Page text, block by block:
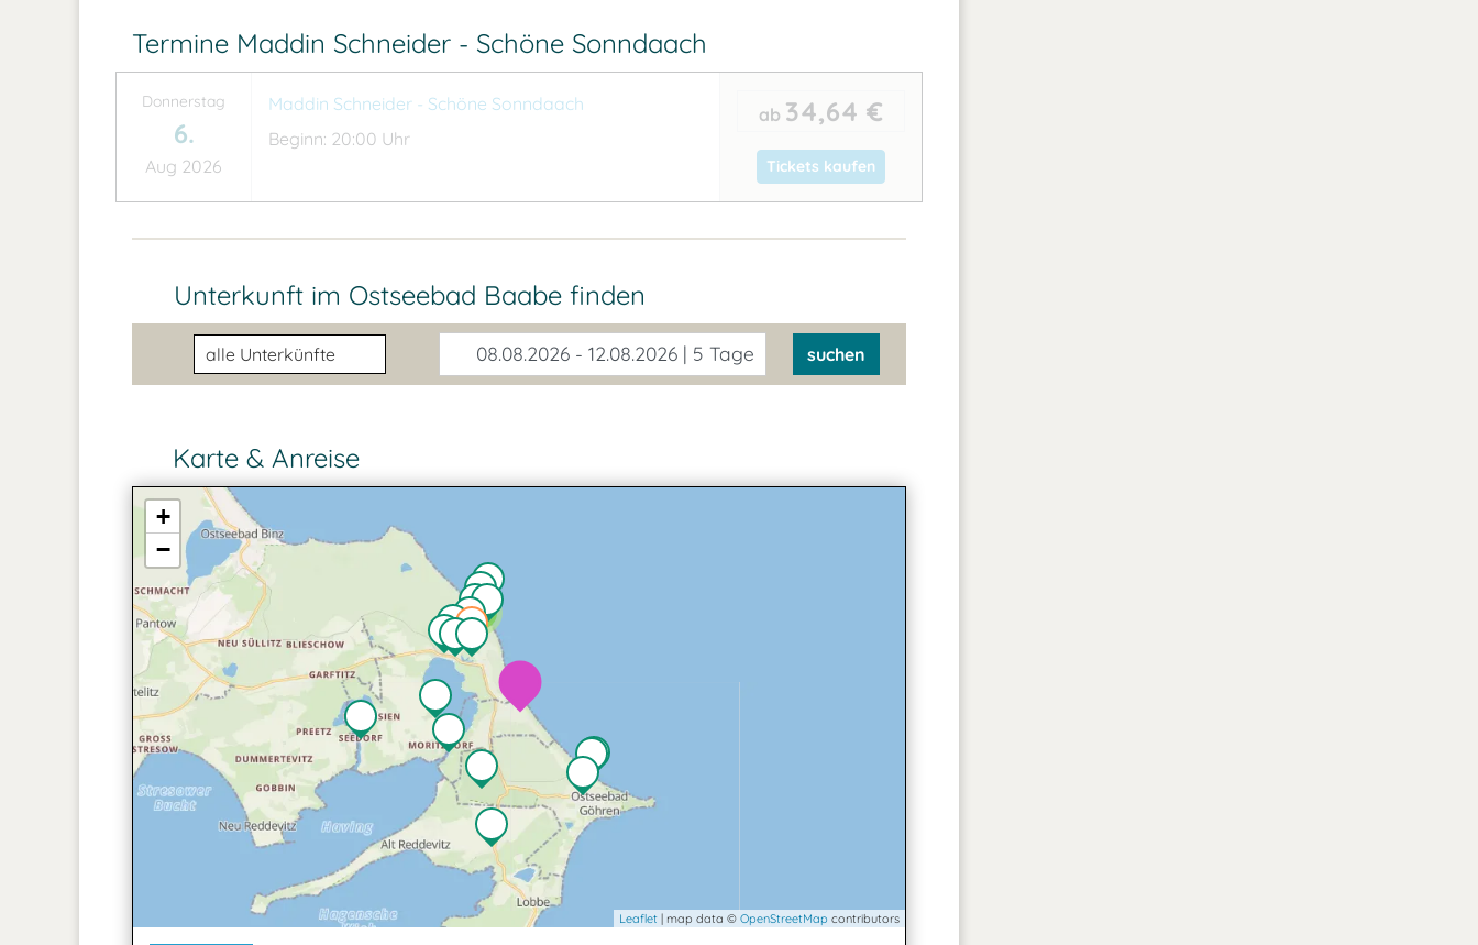
Termine Maddin Schneider - Schöne Sonndaach
Donnerstag
6.
Aug 2026
Maddin Schneider - Schöne Sonndaach
Beginn: 20:00 Uhr
ab 34,64 €
Tickets kaufen
Unterkunft im Ostseebad Baabe finden
Unterkunftsart 08.08.2026 - 12.08.2026 | 5 Tage suchen
Karte & Anreise
2
+
−
Leaflet | map data © OpenStreetMap contributors